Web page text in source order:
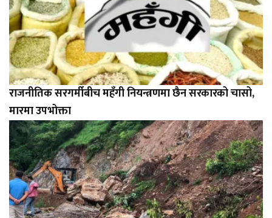
राजनीतिक सरगर्मीबीच महँगी नियन्त्रणमा छैन सरकारको चासो,
मारमा उपभोक्ता